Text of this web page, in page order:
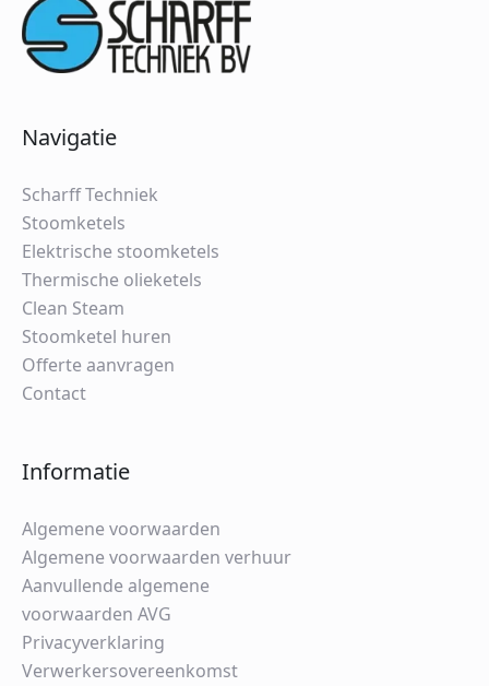
Navigatie
Scharff Techniek
Stoomketels
Elektrische stoomketels
Thermische olieketels
Clean Steam
Stoomketel huren
Offerte aanvragen
Contact
Informatie
Algemene voorwaarden
Algemene voorwaarden verhuur
Aanvullende algemene
voorwaarden AVG
Privacyverklaring
Verwerkersovereenkomst